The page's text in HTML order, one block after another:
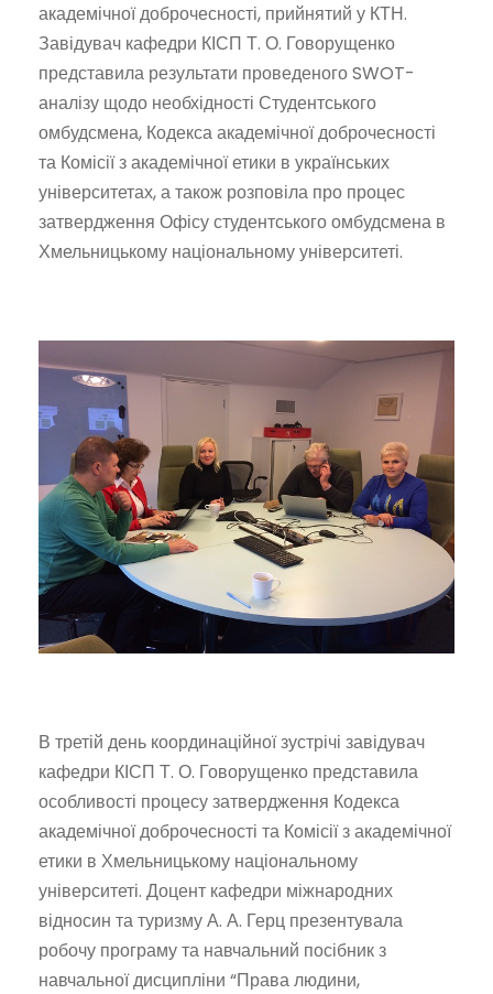
академічної доброчесності, прийнятий у КТН.
Завідувач кафедри КІСП Т. О. Говорущенко
представила результати проведеного SWOT-
аналізу щодо необхідності Студентського
омбудсмена, Кодекса академічної доброчесності
та Комісії з академічної етики в українських
університетах, а також розповіла про процес
затвердження Офісу студентського омбудсмена в
Хмельницькому національному університеті.
В третій день координаційної зустрічі завідувач
кафедри КІСП Т. О. Говорущенко представила
особливості процесу затвердження Кодекса
академічної доброчесності та Комісії з академічної
етики в Хмельницькому національному
університеті. Доцент кафедри міжнародних
відносин та туризму А. А. Герц презентувала
робочу програму та навчальний посібник з
навчальної дисципліни “Права людини,